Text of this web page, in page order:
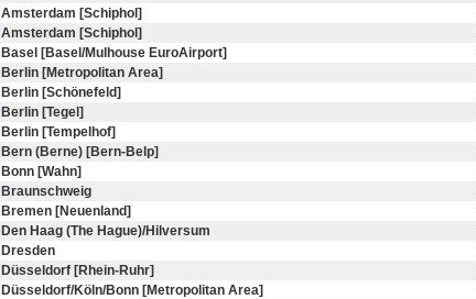
Amsterdam [Schiphol]
Amsterdam [Schiphol]
Basel [Basel/Mulhouse EuroAirport]
Berlin [Metropolitan Area]
Berlin [Schönefeld]
Berlin [Tegel]
Berlin [Tempelhof]
Bern (Berne) [Bern-Belp]
Bonn [Wahn]
Braunschweig
Bremen [Neuenland]
Den Haag (The Hague)/Hilversum
Dresden
Düsseldorf [Rhein-Ruhr]
Düsseldorf/Köln/Bonn [Metropolitan Area]